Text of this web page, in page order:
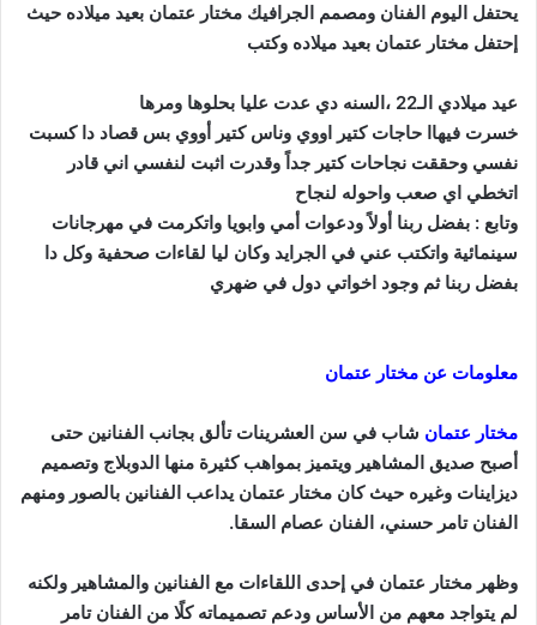
يحتفل اليوم الفنان ومصمم الجرافيك مختار عتمان بعيد ميلاده حيث
إحتفل مختار عتمان بعيد ميلاده وكتب
عيد ميلادي الـ22 ،
السنه دي عدت عليا بحلوها ومرها
خسرت فيهاا حاجات كتير اووي وناس كتير أووي بس قصاد دا كسبت
نفسي وحققت نجاحات كتير جداً وقدرت اثبت لنفسي اني قادر
اتخطي اي صعب واحوله لنجاح
وتابع : بفضل ربنا أولاً ودعوات أمي وابويا واتكرمت في مهرجانات
سينمائية واتكتب عني في الجرايد وكان ليا لقاءات صحفية وكل دا
بفضل ربنا ثم وجود اخواتي دول في ضهري
معلومات عن مختار عتمان
مختار عتمان شاب في سن العشرينات تألق بجانب الفنانين حتى
أصبح صديق المشاهير ويتميز بمواهب كثيرة منها الدوبلاج وتصميم
ديزاينات وغيره حيث كان مختار عتمان يداعب الفنانين بالصور ومنهم
الفنان تامر حسني، الفنان عصام السقا.
وظهر مختار عتمان في إحدى اللقاءات مع الفنانين والمشاهير ولكنه
لم يتواجد معهم من الأساس ودعم تصميماته كلًا من الفنان تامر